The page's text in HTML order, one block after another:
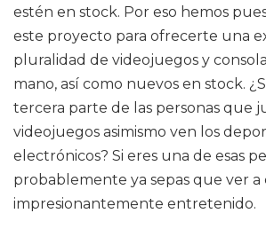
estén en stock. Por eso hemos
este proyecto para ofrecerte una
pluralidad de videojuegos y
mano, así como nuevos en stock.
tercera parte de las personas que
videojuegos asimismo ven los
electrónicos? Si eres una de esas
probablemente ya sepas que ver a
impresionantemente entretenido.